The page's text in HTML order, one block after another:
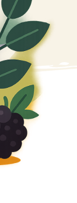
DIVERS
Spécial Covid
Automobile
Insecticide
Objet
Autre
> Voir tout
DOUCHE
bain
de bain